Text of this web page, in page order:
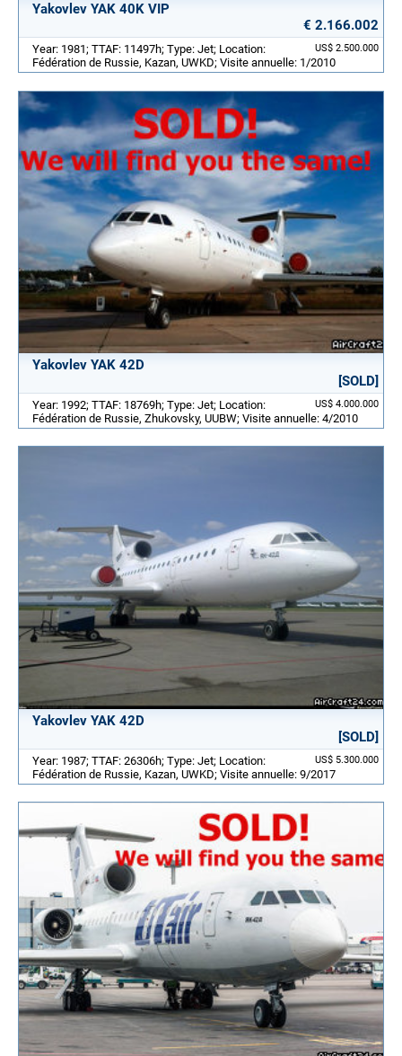
Yakovlev YAK 40K VIP
€ 2.166.002
US$ 2.500.000
Year: 1981; TTAF: 11497h; Type: Jet; Location:
Fédération de Russie, Kazan, UWKD; Visite annuelle: 1/2010
Yakovlev YAK 42D
[SOLD]
US$ 4.000.000
Year: 1992; TTAF: 18769h; Type: Jet; Location:
Fédération de Russie, Zhukovsky, UUBW; Visite annuelle: 4/2010
Yakovlev YAK 42D
[SOLD]
US$ 5.300.000
Year: 1987; TTAF: 26306h; Type: Jet; Location:
Fédération de Russie, Kazan, UWKD; Visite annuelle: 9/2017